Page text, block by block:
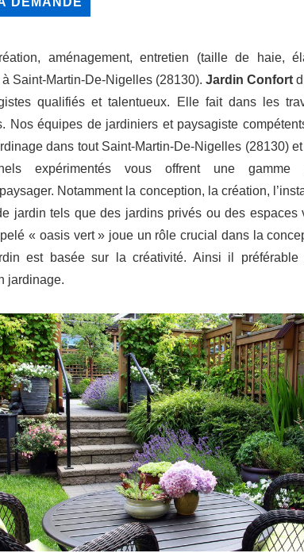
aménagement, entretien (taille de haie,
Saint-Martin-De-Nigelles (28130).Jardin Confort
qualifiés et talentueux. Elle fait dans les
Nos équipes de jardiniers et paysagiste
dans tout Saint-Martin-De-Nigelles (28130)
expérimentés vous offrent une gamme
Notamment la conception, la création,
jardin tels que des jardins privés ou des espaces
« oasis vert » joue un rôle crucial dans la
est basée sur la créativité. Ainsi il
jardinage.